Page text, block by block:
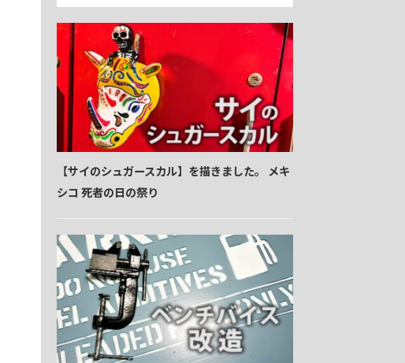
【サイのシュガースカル】を描きました。 メキ
シコ 死者の日の祭り